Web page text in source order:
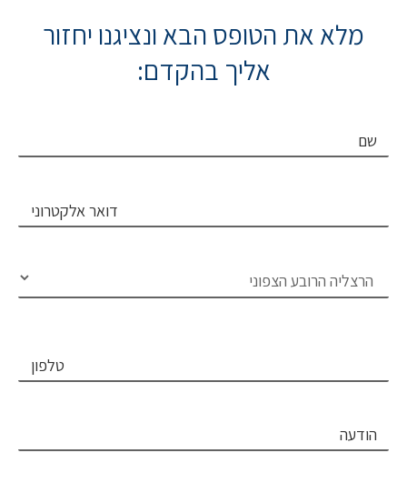
מלא את הטופס הבא ונציגנו יחזור
אליך בהקדם: